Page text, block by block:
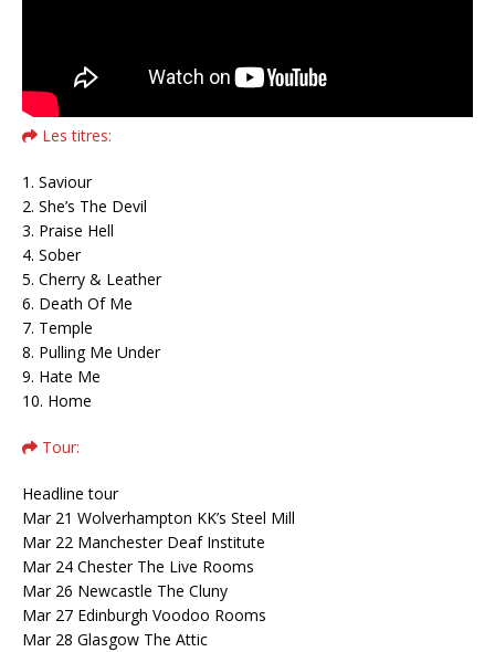
Les titres:
1. Saviour
2. She’s The Devil
3. Praise Hell
4. Sober
5. Cherry & Leather
6. Death Of Me
7. Temple
8. Pulling Me Under
9. Hate Me
10. Home
Tour:
Headline tour
Mar 21 Wolverhampton KK’s Steel Mill
Mar 22 Manchester Deaf Institute
Mar 24 Chester The Live Rooms
Mar 26 Newcastle The Cluny
Mar 27 Edinburgh Voodoo Rooms
Mar 28 Glasgow The Attic